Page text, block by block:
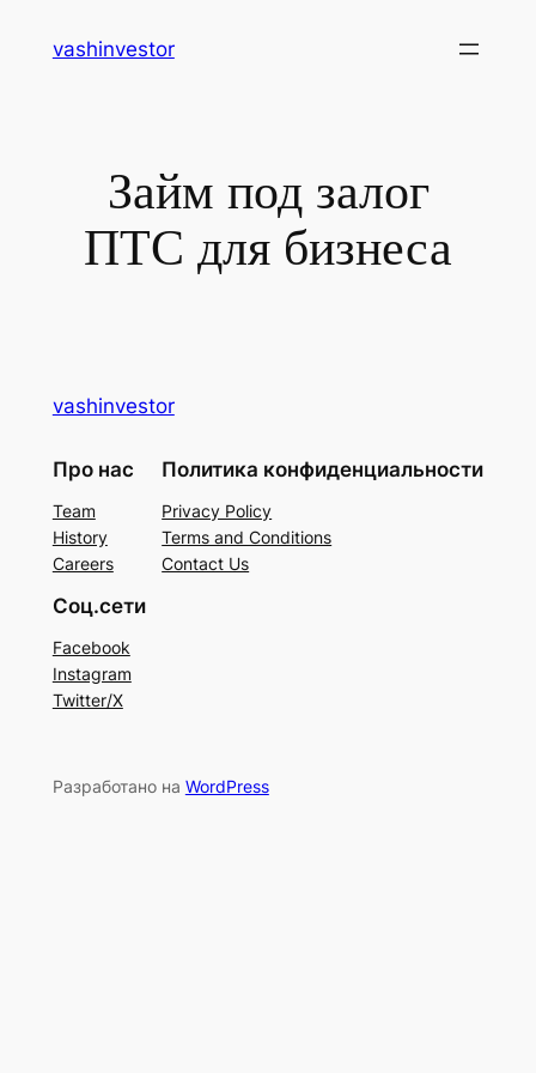
vashinvestor
Займ под залог
ПТС для бизнеса
vashinvestor
Про нас
Team
History
Careers
Политика конфиденциальности
Privacy Policy
Terms and Conditions
Contact Us
Соц.сети
Facebook
Instagram
Twitter/X
Разработано на WordPress